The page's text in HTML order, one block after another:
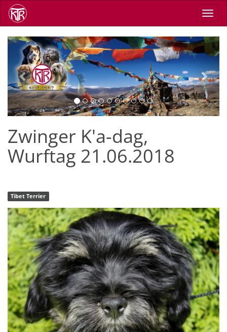
Skip
main
Previous Next
Zwinger K'a-dag,
Wurftag 21.06.2018
Tibet Terrier